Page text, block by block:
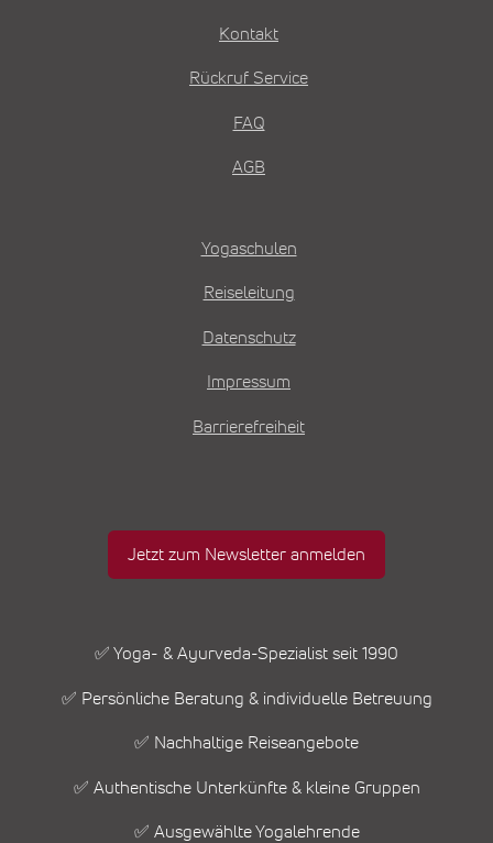
Kontakt
Rückruf Service
FAQ
AGB
Yogaschulen
Reiseleitung
Datenschutz
Impressum
Barrierefreiheit
Jetzt zum Newsletter anmelden
✅ Yoga- & Ayurveda-Spezialist seit 1990
✅ Persönliche Beratung & individuelle Betreuung
✅ Nachhaltige Reiseangebote
✅ Authentische Unterkünfte & kleine Gruppen
✅ Ausgewählte Yogalehrende